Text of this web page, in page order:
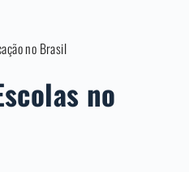
no Brasil
no